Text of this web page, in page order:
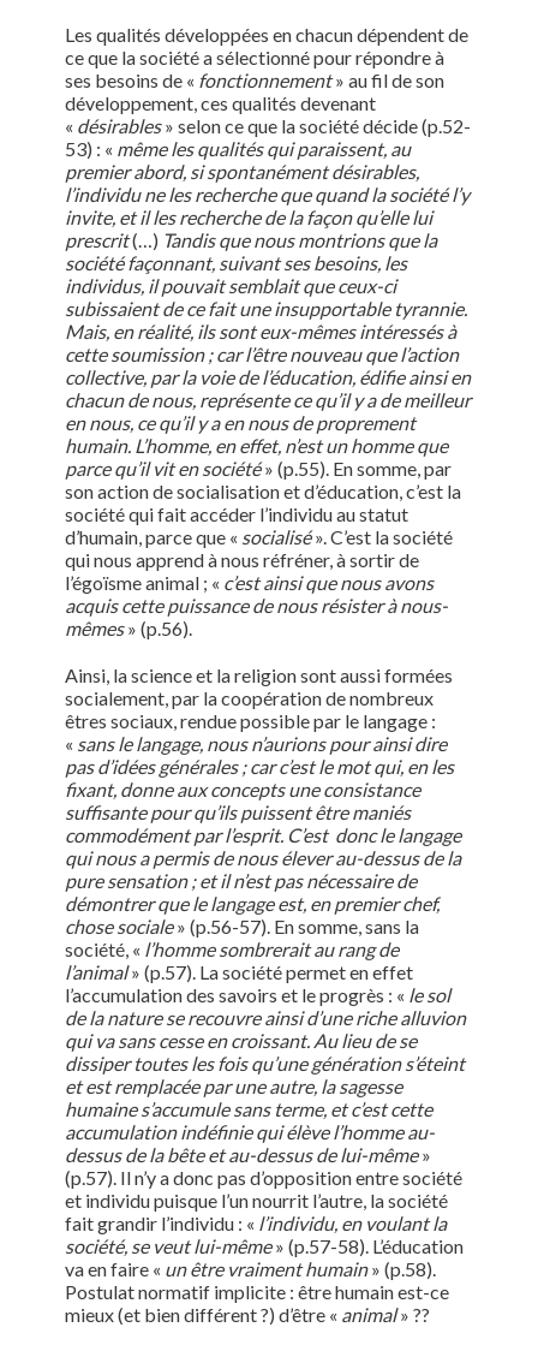
Les qualités développées en chacun dépendent de
ce que la société a sélectionné pour répondre à
ses besoins de « fonctionnement» au fil de son
développement, ces qualités devenant
« désirables» selon ce que la société décide (p.52-
53) : « même les qualités qui paraissent, au
premier abord, si spontanément désirables,
l’individu ne les recherche que quand la société l’y
invite, et il les recherche de la façon qu’elle lui
prescrit(…) Tandis que nous montrions que la
société façonnant, suivant ses besoins, les
individus, il pouvait semblait que ceux-ci
subissaient de ce fait une insupportable tyrannie.
Mais, en réalité, ils sont eux-mêmes intéressés à
cette soumission ; car l’être nouveau que l’action
collective, par la voie de l’éducation, édifie ainsi en
chacun de nous, représente ce qu’il y a de meilleur
en nous, ce qu’il y a en nous de proprement
humain. L’homme, en effet, n’est un homme que
parce qu’il vit en société» (p.55). En somme, par
son action de socialisation et d’éducation, c’est la
société qui fait accéder l’individu au statut
d’humain, parce que « socialisé». C’est la société
qui nous apprend à nous réfréner, à sortir de
l’égoïsme animal ; « c’est ainsi que nous avons
acquis cette puissance de nous résister à nous-
mêmes» (p.56).
Ainsi, la science et la religion sont aussi formées
socialement, par la coopération de nombreux
êtres sociaux, rendue possible par le langage :
« sans le langage, nous n’aurions pour ainsi dire
pas d’idées générales ; car c’est le mot qui, en les
fixant, donne aux concepts une consistance
suffisante pour qu’ils puissent être maniés
commodément par l’esprit. C’est donc le langage
qui nous a permis de nous élever au-dessus de la
pure sensation ; et il n’est pas nécessaire de
démontrer que le langage est, en premier chef,
chose sociale» (p.56-57). En somme, sans la
société, « l’homme sombrerait au rang de
l’animal» (p.57). La société permet en effet
l’accumulation des savoirs et le progrès : « le sol
de la nature se recouvre ainsi d’une riche alluvion
qui va sans cesse en croissant. Au lieu de se
dissiper toutes les fois qu’une génération s’éteint
et est remplacée par une autre, la sagesse
humaine s’accumule sans terme, et c’est cette
accumulation indéfinie qui élève l’homme au-
dessus de la bête et au-dessus de lui-même»
(p.57). Il n’y a donc pas d’opposition entre société
et individu puisque l’un nourrit l’autre, la société
fait grandir l’individu : « l’individu, en voulant la
société, se veut lui-même» (p.57-58). L’éducation
va en faire « un être vraiment humain» (p.58).
Postulat normatif implicite : être humain est-ce
mieux (et bien différent ?) d’être « animal» ??